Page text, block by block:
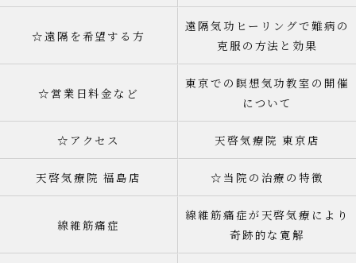
☆遠隔を希望する方
遠隔気功ヒーリングで難病の
克服の方法と効果
☆営業日料金など
東京での瞑想気功教室の開催
について
☆アクセス 天啓気療院 東京店
天啓気療院 福島店 ☆当院の治療の特徴
線維筋痛症
線維筋痛症が天啓気療により
奇跡的な寛解